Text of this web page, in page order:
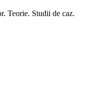
Teorie. Studii de caz.